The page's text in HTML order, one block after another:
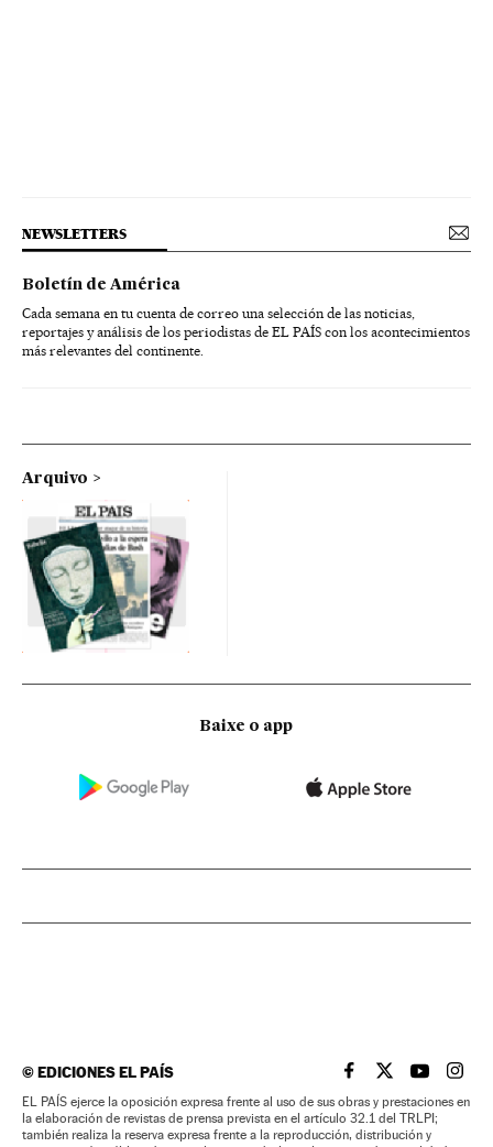
NEWSLETTERS
Boletín de América
Cada semana en tu cuenta de correo una selección de las noticias,
reportajes y análisis de los periodistas de EL PAÍS con los acontecimientos
más relevantes del continente.
Arquivo
Baixe o app
©EDICIONES EL PAÍS EL PAÍS BRASIL EN
EL PAÍSEL PAÍS
EL
EL PAÍS ejerce la oposición expresa frente al uso de sus obras y prestaciones en
la elaboración de revistas de prensa prevista en el artículo 32.1 del TRLPI;
también realiza la reserva expresa frente a la reproducción, distribución y